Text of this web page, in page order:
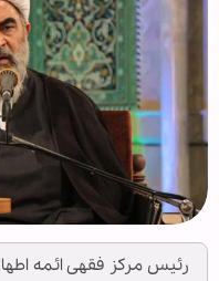
رئیس مرکز فقهی ائمه